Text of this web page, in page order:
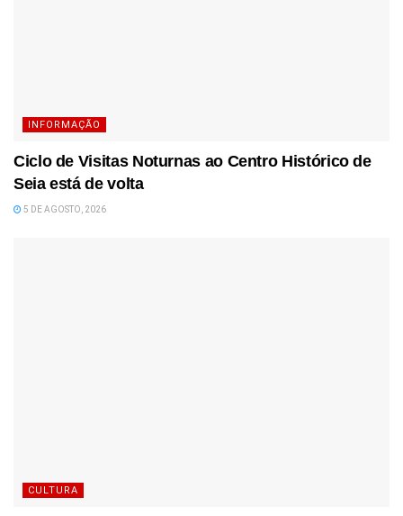
INFORMAÇÃO
Ciclo de Visitas Noturnas ao Centro Histórico de
Seia está de volta
5 DE AGOSTO, 2026
CULTURA